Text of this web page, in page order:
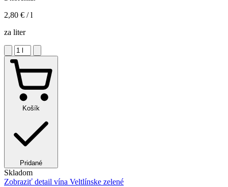
2,80 € / l
za liter
Košík
Pridané
Skladom
Zobraziť detail vína Veltlínske zelené